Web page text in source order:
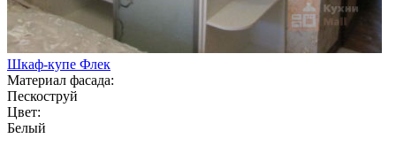
Шкаф-купе Флек
Материал фасада:
Пескоструй
Цвет:
Белый